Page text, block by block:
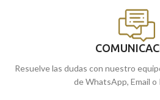
Resuelve las dudas con nuestro
de WhatsApp, Email o